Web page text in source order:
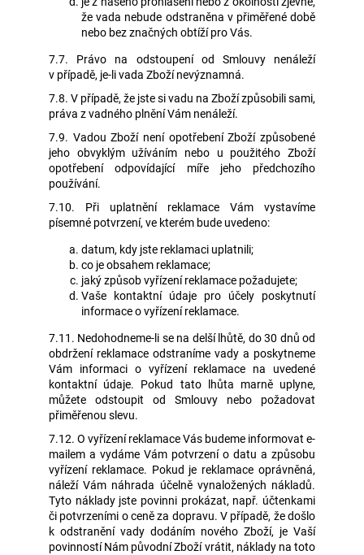
že vada nebude odstraněna v přiměřené době
nebo bez značných obtíží pro Vás.
7.7. Právo na odstoupení od Smlouvy nenáleží
v případě, je-li vada Zboží nevýznamná.
7.8. V případě, že jste si vadu na Zboží způsobili sami,
práva z vadného plnění Vám nenáleží.
7.9. Vadou Zboží není opotřebení Zboží způsobené
jeho obvyklým užíváním nebo u použitého Zboží
opotřebení odpovídající míře jeho předchozího
používání.
7.10. Při uplatnění reklamace Vám vystavíme
písemné potvrzení, ve kterém bude uvedeno:
datum, kdy jste reklamaci uplatnili;
co je obsahem reklamace;
jaký způsob vyřízení reklamace požadujete;
Vaše kontaktní údaje pro účely poskytnutí
informace o vyřízení reklamace.
7.11. Nedohodneme-li se na delší lhůtě, do 30 dnů od
obdržení reklamace odstraníme vady a poskytneme
Vám informaci o vyřízení reklamace na uvedené
kontaktní údaje. Pokud tato lhůta marně uplyne,
můžete odstoupit od Smlouvy nebo požadovat
přiměřenou slevu.
7.12. O vyřízení reklamace Vás budeme informovat e-
mailem a vydáme Vám potvrzení o datu a způsobu
vyřízení reklamace. Pokud je reklamace oprávněná,
náleží Vám náhrada účelně vynaložených nákladů.
Tyto náklady jste povinni prokázat, např. účtenkami
či potvrzeními o ceně za dopravu. V případě, že došlo
k odstranění vady dodáním nového Zboží, je Vaší
povinností Nám původní Zboží vrátit, náklady na toto